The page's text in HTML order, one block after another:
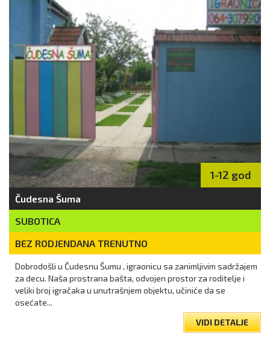
1-12 god
Čudesna Šuma
SUBOTICA
BEZ RODJENDANA TRENUTNO
Dobrodošli u Čudesnu Šumu , igraonicu sa zanimljivim sadržajem
za decu. Naša prostrana bašta, odvojen prostor za roditelje i
veliki broj igračaka u unutrašnjem objektu, učiniće da se
osećate...
VIDI DETALJE